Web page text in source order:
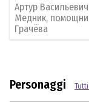
Артур Васильевич
Медник,
Грачёва​
Personaggi